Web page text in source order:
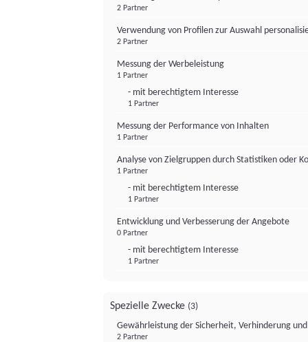
2 Partner
Verwendung von Profilen zur Auswahl
2 Partner
Messung der Werbeleistung
1 Partner
- mit berechtigtem Interesse
1 Partner
Messung der Performance von Inhalten
1 Partner
Analyse von Zielgruppen durch Statistiken oder
1 Partner
- mit berechtigtem Interesse
1 Partner
Entwicklung und Verbesserung der Angebote
0 Partner
- mit berechtigtem Interesse
1 Partner
Spezielle Zwecke (3)
Gewährleistung der Sicherheit, Verhinderung
2 Partner